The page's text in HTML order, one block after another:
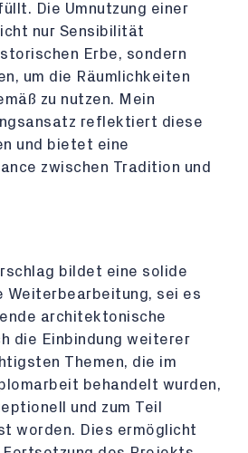
Die Umnutzung einer
nur Sensibilität
Erbe, sondern
um die Räumlichkeiten
zu nutzen. Mein
reflektiert diese
und bietet eine
zwischen Tradition und
bildet eine solide
Weiterbearbeitung, sei es
architektonische
die Einbindung weiterer
Themen, die im
behandelt wurden,
und zum Teil
worden. Dies ermöglicht